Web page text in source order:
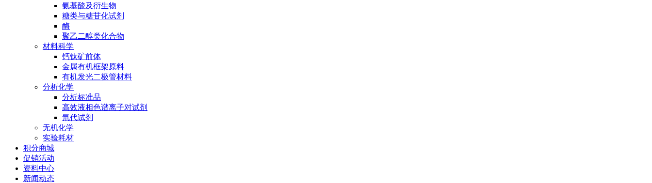
氨基酸及衍生物
糖类与糖苷化试剂
酶
聚乙二醇类化合物
材料科学
钙钛矿前体
金属有机框架原料
有机发光二极管材料
分析化学
分析标准品
高效液相色谱离子对试剂
氘代试剂
无机化学
实验耗材
积分商城
促销活动
资料中心
新闻动态